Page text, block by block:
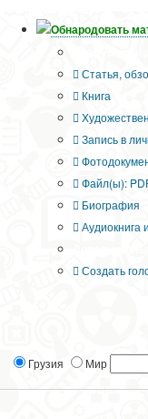
Обнародовать
Статья,
Книга
Запись в
Файл(ы):
Биография
Аудиокнига
Создать
Грузия Мир